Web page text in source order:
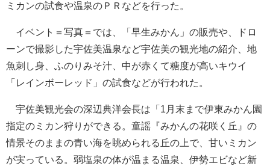
ミカンの試食や温泉のＰＲなどを行った。
イベント＝写真＝では、「早生みかん」の販売や、ドロ
ーンで撮影した宇佐美温泉など宇佐美の観光地の紹介、地
魚刺し身、ふのりみそ汁、中が赤くて糖度が高いキウイ
「レインボーレッド」の試食などが行われた。
宇佐美観光会の深辺典洋会長は「1月末まで伊東みかん園
指定のミカン狩りができる。童謡『みかんの花咲く丘』の
情景そのままの青い海を眺められる丘の上で、甘いミカン
が実っている。弱塩泉の体が温まる温泉、伊勢エビなど新